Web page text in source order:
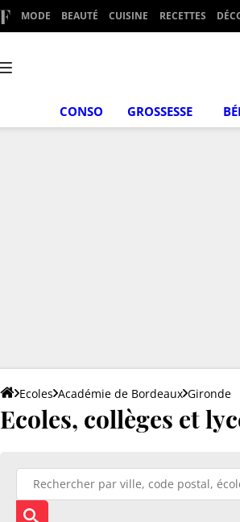
MODE BEAUTÉ CUISINE RECETTES
CONSO GROSSESSE
Ecoles Académie de Bordeaux Gironde
Ecoles, collèges et